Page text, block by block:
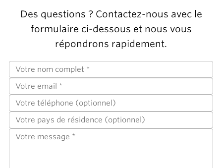
Des questions ? Contactez-nous avec le
formulaire ci-dessous et nous vous
répondrons rapidement.